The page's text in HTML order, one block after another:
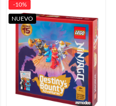
-10%
NUEVO